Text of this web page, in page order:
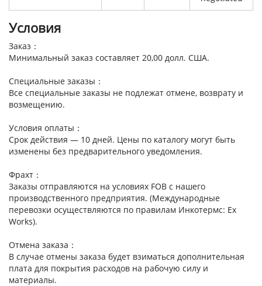
Условия
Заказ：
Минимальный заказ составляет 20,00 долл. США.
Специальные заказы：
Все специальные заказы не подлежат отмене, возврату и
возмещению.
Условия оплаты：
Срок действия — 10 дней. Цены по каталогу могут быть
изменены без предварительного уведомления.
Фрахт：
Заказы отправляются на условиях FOB с нашего
производственного предприятия. (Международные
перевозки осуществляются по правилам Инкотермс: Ex
Works).
Отмена заказа：
В случае отмены заказа будет взиматься дополнительная
плата для покрытия расходов на рабочую силу и
материалы.